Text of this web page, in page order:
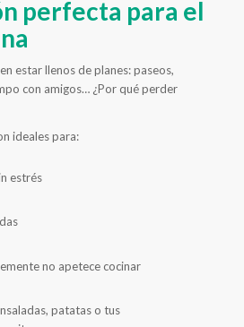
perfecta para el
estar llenos de planes: paseos,
con amigos… ¿Por qué perder
ideales para:
estrés
no apetece cocinar
patatas o tus